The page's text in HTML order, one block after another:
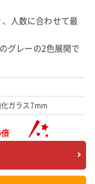
人数に合わせて最
グレーの2色展開で
ガラス7mm